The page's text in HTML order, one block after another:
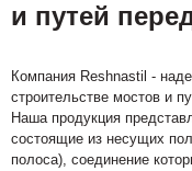
и путей
Компания Reshnastil -
строительстве мостов и
Наша продукция
состоящие из несущих
полоса), соединение